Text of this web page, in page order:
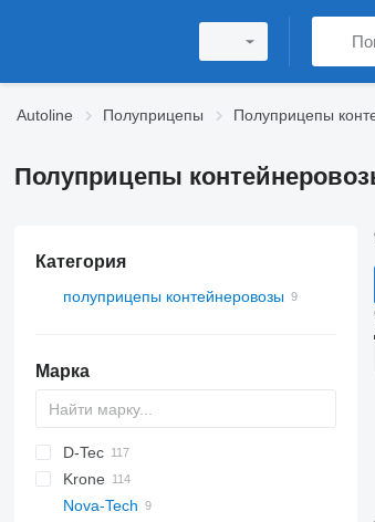
Autoline Полуприцепы Полуприцепы
Полуприцепы
Категория
полуприцепы контейнеровозы
Марка
2 series
3 series
4 series
ADR
BPO
CCS
D-Tec
CT
FT
EF
Sliding
ADR
OPL
SDS
T-series
SB
Krone
SD
SC
S 24
0-2
G-series
SL
Nova-Tech